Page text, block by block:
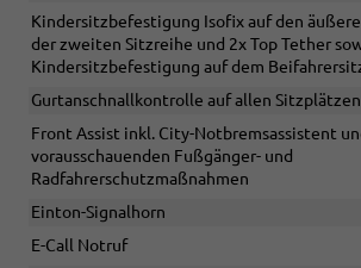
Kindersitzbefestigung Isofix auf den
der zweiten Sitzreihe und 2x Top Tether
Kindersitzbefestigung auf dem
Gurtanschnallkontrolle auf allen Sitzplätzen
Front Assist inkl. City-Notbremsassistent
vorausschauenden Fußgänger- und
Radfahrerschutzmaßnahmen
Einton-Signalhorn
E-Call Notruf